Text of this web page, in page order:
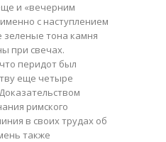
и «вечерним
именно с наступлением
тона камня
при свечах.
перидот был
еще четыре
римского
в своих трудах об
также